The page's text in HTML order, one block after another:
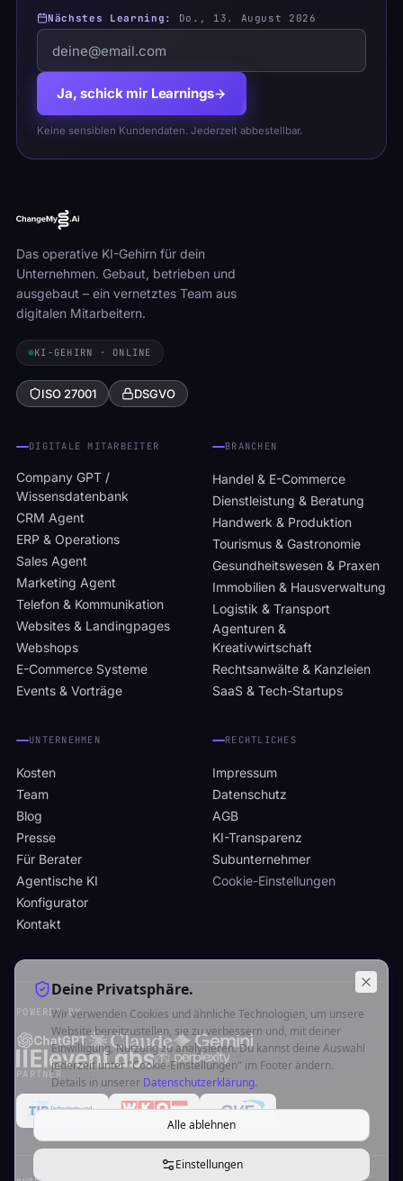
Nächstes Learning: Do., 13. August 2026
Ja, schick mir Learnings
Keine sensiblen Kundendaten. Jederzeit abbestellbar.
Das operative KI-Gehirn für dein
Unternehmen. Gebaut, betrieben und
ausgebaut – ein vernetztes Team aus
digitalen Mitarbeitern.
KI-GEHIRN · ONLINE
ISO 27001 DSGVO
DIGITALE MITARBEITER
Company GPT /
Wissensdatenbank
CRM Agent
ERP & Operations
Sales Agent
Marketing Agent
Telefon & Kommunikation
Websites & Landingpages
Webshops
E-Commerce Systeme
Events & Vorträge
BRANCHEN
Handel & E-Commerce
Dienstleistung & Beratung
Handwerk & Produktion
Tourismus & Gastronomie
Gesundheitswesen & Praxen
Immobilien & Hausverwaltung
Logistik & Transport
Agenturen &
Kreativwirtschaft
Rechtsanwälte & Kanzleien
SaaS & Tech-Startups
UNTERNEHMEN
Kosten
Team
Blog
Presse
Für Berater
Agentische KI
Konfigurator
Kontakt
RECHTLICHES
Impressum
Datenschutz
AGB
KI-Transparenz
Subunternehmer
Cookie-Einstellungen
POWERED BY
PARTNER
Deine Privatsphäre.
Wir verwenden Cookies und ähnliche Technologien, um unsere
Website bereitzustellen, sie zu verbessern und, mit deiner
Einwilligung, Nutzung zu analysieren. Du kannst deine Auswahl
jederzeit unter "Cookie-Einstellungen" im Footer ändern.
Details in unserer Datenschutzerklärung.
Alle ablehnen
Einstellungen